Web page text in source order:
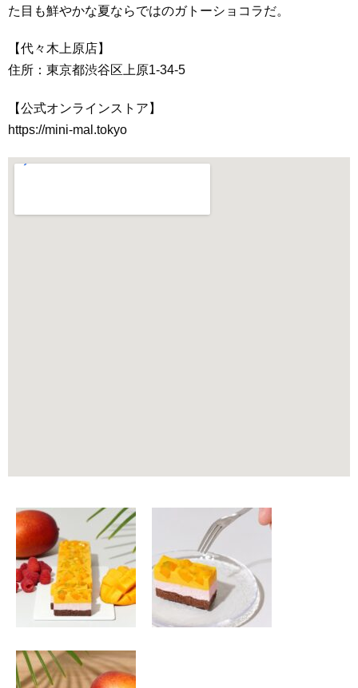
た目も鮮やかな夏ならではのガトーショコラだ。
【代々木上原店】
住所：東京都渋谷区上原1-34-5
【公式オンラインストア】
https://mini-mal.tokyo